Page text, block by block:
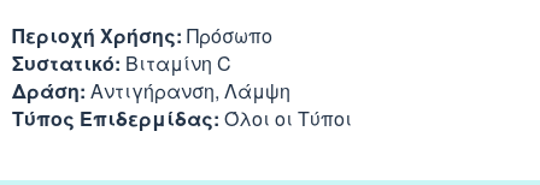
Περιοχή Χρήσης: Πρόσωπο
Συστατικό: Βιταμίνη C
Δράση: Αντιγήρανση, Λάμψη
Τύπος Επιδερμίδας: Όλοι οι Τύποι
Κουρκουμάς